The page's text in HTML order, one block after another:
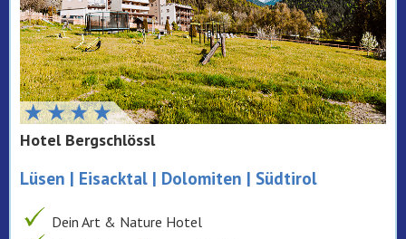
Hotel Bergschlössl
Lüsen | Eisacktal | Dolomiten | Südtirol
Dein Art & Nature Hotel